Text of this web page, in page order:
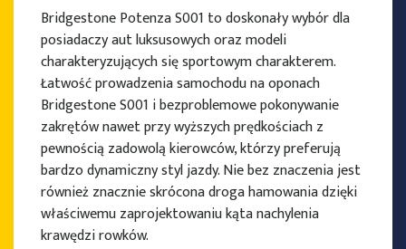
Bridgestone Potenza S001 to doskonały wybór dla
posiadaczy aut luksusowych oraz modeli
charakteryzujących się sportowym charakterem.
Łatwość prowadzenia samochodu na oponach
Bridgestone S001 i bezproblemowe pokonywanie
zakrętów nawet przy wyższych prędkościach z
pewnością zadowolą kierowców, którzy preferują
bardzo dynamiczny styl jazdy. Nie bez znaczenia jest
również znacznie skrócona droga hamowania dzięki
właściwemu zaprojektowaniu kąta nachylenia
krawędzi rowków.